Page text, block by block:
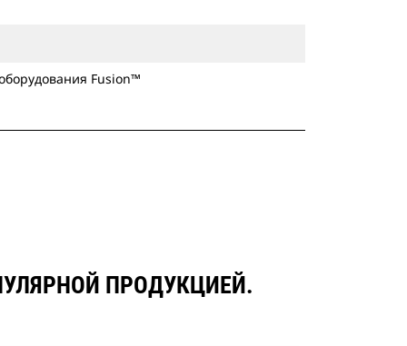
Fusion™
ПРОДУКЦИЕЙ.